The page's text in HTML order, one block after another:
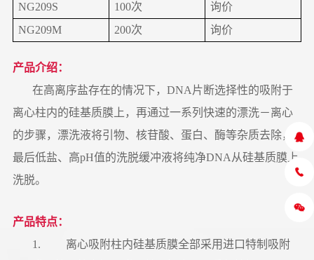
NG209S
100次
询价
NG209M
200次 询价
产品介绍：
在高离序盐存在的情况下，DNA片断选择性的吸附于
离心柱内的硅基质膜上，再通过一系列快速的漂洗－离心
的步骤，漂洗液将引物、核苷酸、蛋白、酶等杂质去除，
最后低盐、高pH值的洗脱缓冲液将纯净DNA从硅基质膜上
洗脱。
产品特点：
1.
离心吸附柱内硅基质膜全部采用进口特制吸附